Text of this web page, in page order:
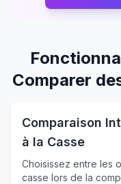
Comparer
Comparaison
à la Casse
Choisissez entre les
casse lors de la